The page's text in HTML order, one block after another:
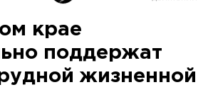
крае
поддержат
жизненной